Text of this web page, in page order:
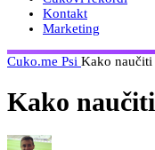
Kontakt
Marketing
Cuko.me Psi Kako naučiti
Kako